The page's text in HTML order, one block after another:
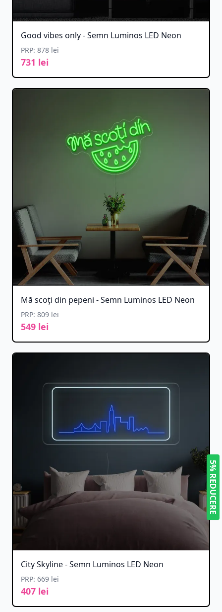
Good vibes only - Semn Luminos LED Neon
PRP: 878 lei
731 lei
Mă scoți din pepeni - Semn Luminos LED Neon
PRP: 809 lei
549 lei
City Skyline - Semn Luminos LED Neon
PRP: 669 lei
407 lei
5% REDUCERE